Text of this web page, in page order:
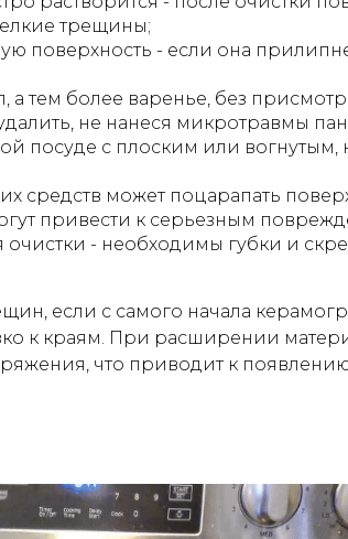
трещины;
поверхность - если она
тем более варенье, без
не нанеся микротравмы
посуде с плоским или вогнутым,
средств может поцарапать
привести к серьезным
- необходимы губки и
если с самого начала
к краям. При расширении
что приводит к